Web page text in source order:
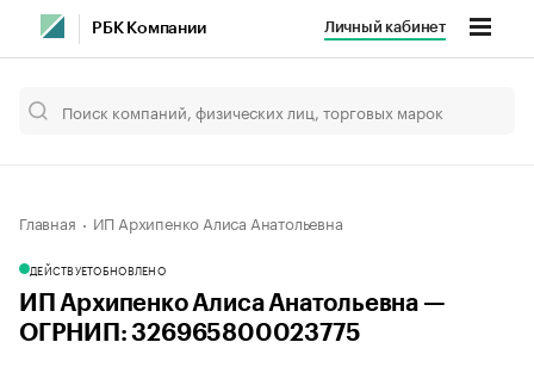
РБК Компании Личный кабинет
Главная ИП Архипенко Алиса Анатольевна
ДЕЙСТВУЕТОБНОВЛЕНО
ИП Архипенко Алиса Анатольевна —
ОГРНИП: 326965800023775